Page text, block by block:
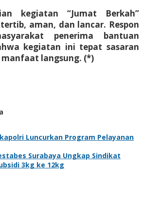
kegiatan “Jumat Berkah”
aman, dan lancar. Respon
penerima bantuan
kegiatan ini tepat sasaran
langsung. (*)
Luncurkan Program Pelayanan
Surabaya Ungkap Sindikat
3kg ke 12kg